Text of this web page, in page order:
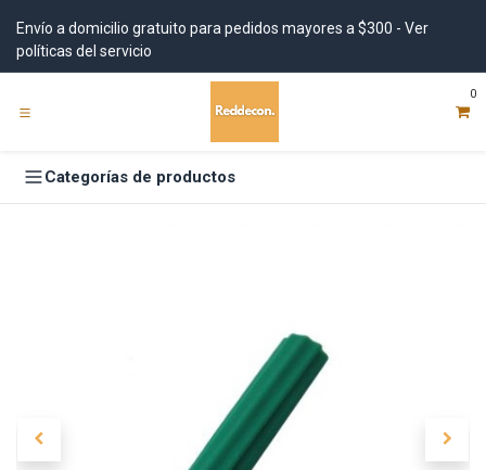
Envío a domicilio gratuito para pedidos mayores a $300 - Ver
políticas del servicio
0
Categorías de productos